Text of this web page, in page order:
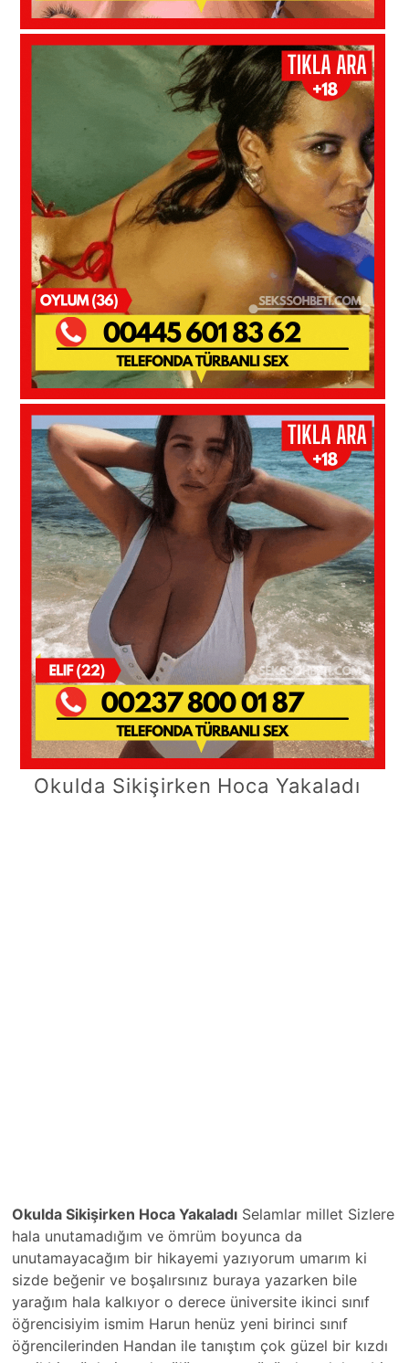
Okulda Sikişirken Hoca Yakaladı
Okulda Sikişirken Hoca Yakaladı Selamlar millet Sizlere
hala unutamadığım ve ömrüm boyunca da
unutamayacağım bir hikayemi yazıyorum umarım ki
sizde beğenir ve boşalırsınız buraya yazarken bile
yarağım hala kalkıyor o derece üniversite ikinci sınıf
öğrencisiyim ismim Harun henüz yeni birinci sınıf
öğrencilerinden Handan ile tanıştım çok güzel bir kızdı